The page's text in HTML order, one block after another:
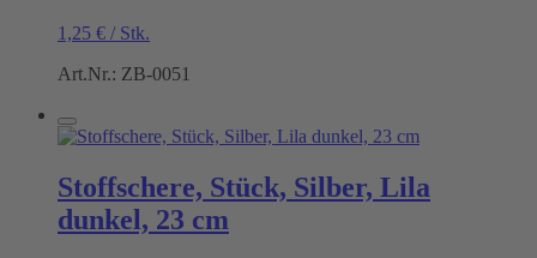
1,25 € / Stk.
Art.Nr.: ZB-0051
Stoffschere, Stück, Silber, Lila
dunkel, 23 cm